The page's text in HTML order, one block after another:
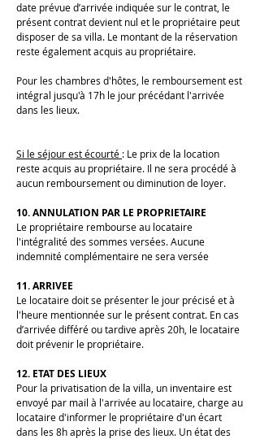
date prévue d’arrivée indiquée sur le contrat, le
présent contrat devient nul et le propriétaire peut
disposer de sa villa. Le montant de la réservation
reste également acquis au propriétaire.
Pour les chambres d'hôtes, le remboursement est
intégral jusqu'à 17h le jour précédant l'arrivée
dans les lieux.
Si le séjour est écourté : Le prix de la location
reste acquis au propriétaire. Il ne sera procédé à
aucun remboursement ou diminution de loyer.
10. ANNULATION PAR LE PROPRIETAIRE
Le propriétaire rembourse au locataire
l'intégralité des sommes versées. Aucune
indemnité complémentaire ne sera versée
11. ARRIVEE
Le locataire doit se présenter le jour précisé et à
l'heure mentionnée sur le présent contrat. En cas
d’arrivée différé ou tardive après 20h, le locataire
doit prévenir le propriétaire.
12. ETAT DES LIEUX
Pour la privatisation de la villa, un inventaire est
envoyé par mail à l'arrivée au locataire, charge au
locataire d'informer le propriétaire d'un écart
dans les 8h après la prise des lieux. Un état des